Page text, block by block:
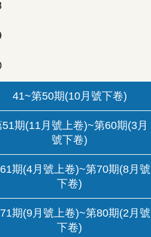
41~第50期(10月號下卷)
51期(11月號上卷)~第60期(3月
號下卷)
期(4月號上卷)~第70期(8月號
下卷)
期(9月號上卷)~第80期(2月號
下卷)